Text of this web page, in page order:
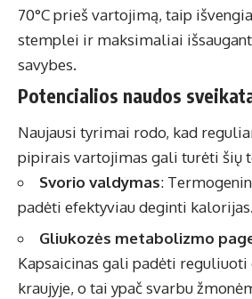
70°C prieš vartojimą, taip
stemplei ir maksimaliai
savybes.
Potencialios naudos
Naujausi tyrimai rodo, kad
pipirais vartojimas gali turėti šių
Svorio valdymas:
padėti efektyviau deginti kalorijas.
Gliukozės metabolizmo
Kapsaicinas gali padėti reguliuoti
kraujyje, o tai ypač svarbu